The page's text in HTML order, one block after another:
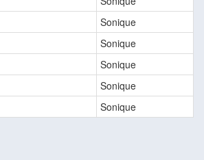
Sonique
Sonique
Sonique
Sonique
Sonique